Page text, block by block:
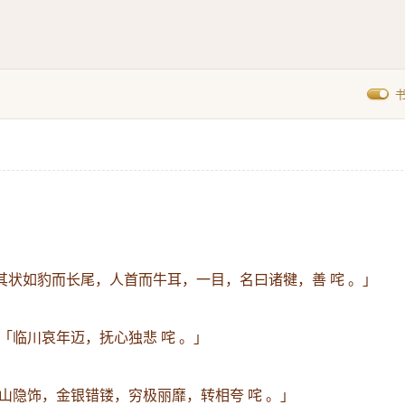
状如豹而长尾，人首而牛耳，一目，名曰诸犍，善 咤 。」
临川哀年迈，抚心独悲 咤 。」
隐饰，金银错镂，穷极丽靡，转相夸 咤 。」